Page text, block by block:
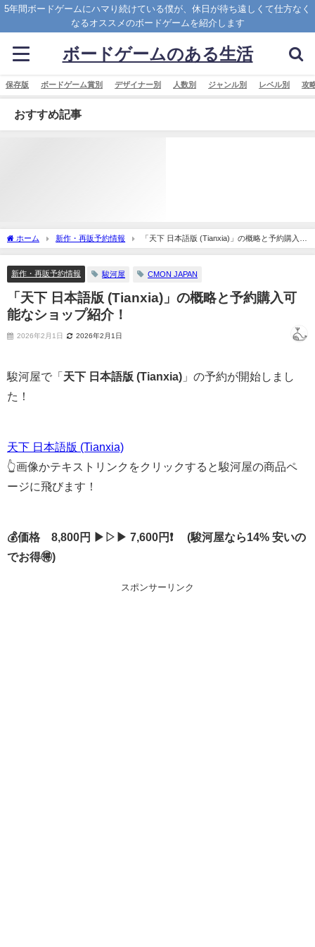
5年間ボードゲームにハマり続けている僕が、休日が待ち遠しくて仕方なく
なるオススメのボードゲームを紹介します
ボードゲームのある生活
保存版 ボードゲーム賞別 デザイナー別 人数別 ジャンル別 レベル別 攻
おすすめ記事
ホーム 新作・再販予約情報
「天下 日本語版 (Tianxia)」の概略と予約購入可
能なショップ紹介！
新作・再販予約情報 駿河屋 CMON JAPAN
「天下 日本語版 (Tianxia)」の概略と予約購入可
能なショップ紹介！
2026年2月1日 2026年2月1日
駿河屋で「 天下 日本語版 (Tianxia) 」の予約が開始しまし
た！
天下 日本語版 (Tianxia)
👆画像かテキストリンクをクリックすると駿河屋の商品ペ
ージに飛びます！
💰価格 8,800円 ▶▷▶ 7,600円❗ (駿河屋なら14% 安いの
でお得🉐)
スポンサーリンク